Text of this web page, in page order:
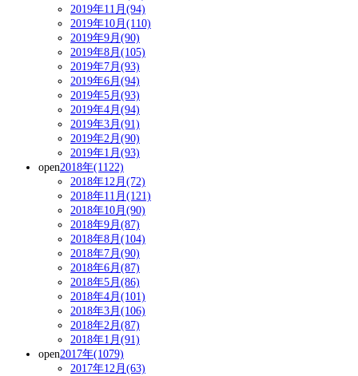
2019年11月(94)
2019年10月(110)
2019年9月(90)
2019年8月(105)
2019年7月(93)
2019年6月(94)
2019年5月(93)
2019年4月(94)
2019年3月(91)
2019年2月(90)
2019年1月(93)
open2018年(1122)
2018年12月(72)
2018年11月(121)
2018年10月(90)
2018年9月(87)
2018年8月(104)
2018年7月(90)
2018年6月(87)
2018年5月(86)
2018年4月(101)
2018年3月(106)
2018年2月(87)
2018年1月(91)
open2017年(1079)
2017年12月(63)